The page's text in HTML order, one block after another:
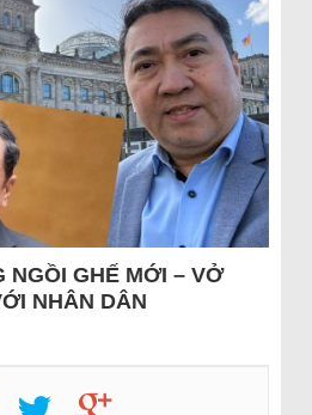
NGỒI GHẾ MỚI – VỞ
NHÂN DÂN